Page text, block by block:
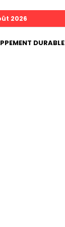
2026
DURABLE